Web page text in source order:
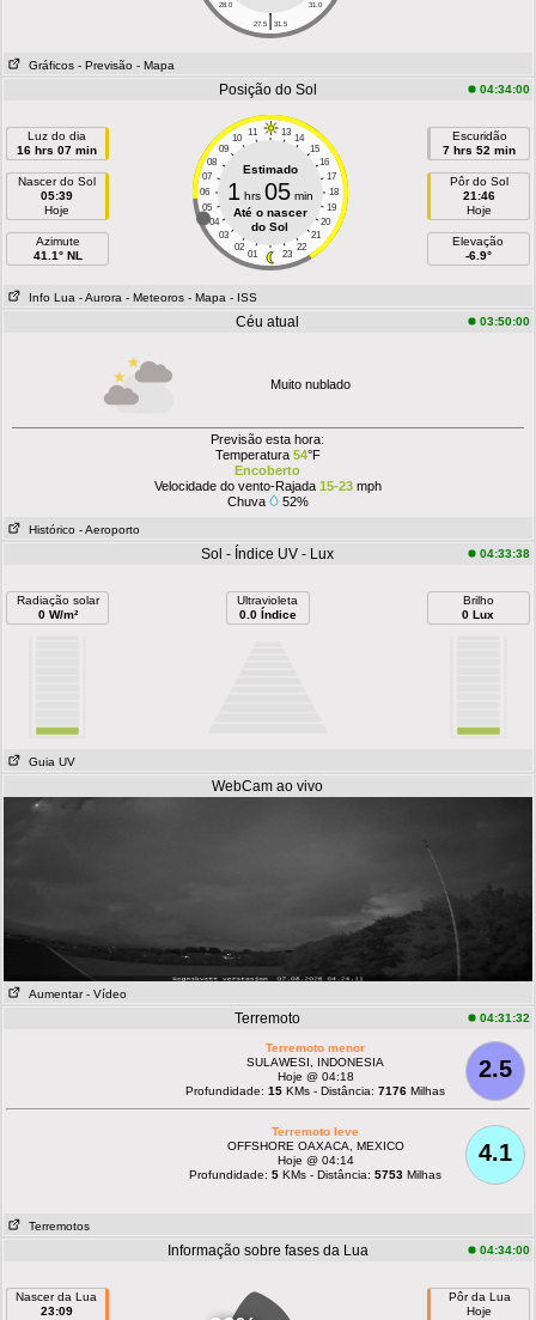
28.0 31.0
|
27.5 31.5
Gráficos - Previsão - Mapa
Posição do Sol 04:34:00
Luz do dia
16 hrs 07 min
Nascer do Sol
05:39
Hoje
Azimute
41.1° NL
11 13
10
14
09
15
08
16
07
17
06
18
05
19
04
20
03
21
02
22
01 23
Estimado
1 hrs 05min
Até o nascer
do Sol
Escuridão
7 hrs 52 min
Pôr do Sol
21:46
Hoje
Elevação
-6.9°
Info Lua - Aurora - Meteoros - Mapa - ISS
Céu atual 03:50:00
Muito nublado
Previsão esta hora:
Temperatura 54°F
Encoberto
Velocidade do vento-Rajada 15-23mph
Chuva
52%
Histórico - Aeroporto
Sol - Índice UV - Lux 04:33:38
Radiação solar
0 W/m²
Ultravioleta
0.0 Índice
Brilho
0 Lux
Guia UV
WebCam ao vivo
Aumentar - Vídeo
Terremoto 04:31:32
2.5
Terremoto menor
SULAWESI, INDONESIA
Hoje @ 04:18
Profundidade:15 KMs - Distância:7176 Milhas
4.1
Terremoto leve
OFFSHORE OAXACA, MEXICO
Hoje @ 04:14
Profundidade:5 KMs - Distância:5753 Milhas
Terremotos
Informação sobre fases da Lua 04:34:00
Nascer da Lua
23:09
Pôr da Lua
Hoje